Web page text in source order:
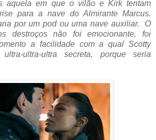
aquela em que o vilão e Kirk tentam
para a nave do Almirante Marcus.
por um pod ou uma nave auxiliar. O
destroços não foi emocionante, foi
a facilidade com a qual Scotty
ultra-ultra secreta, porque seria